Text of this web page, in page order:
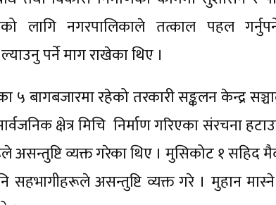
लागि नगरपालिकाले तत्काल पहल
पर्ने माग राखेका थिए ।
५ बागबजारमा रहेको तरकारी सङ्कलन केन्द्र
क्षेत्र मिचि निर्माण गरिएका संरचना
व्यक्त गरेका थिए । मुसिकोट १ सहिद
सहभागीहरूले असन्तुष्टि व्यक्त गरे । मुहान